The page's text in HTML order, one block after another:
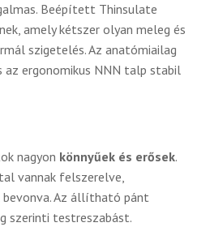
Beépített Thinsulate
amely kétszer olyan meleg és
szigetelés. Az anatómiailag
ergonomikus NNN talp stabil
nagyon könnyűek és erősek.
vannak felszerelve,
bevonva. Az állítható pánt
szerinti testreszabást.